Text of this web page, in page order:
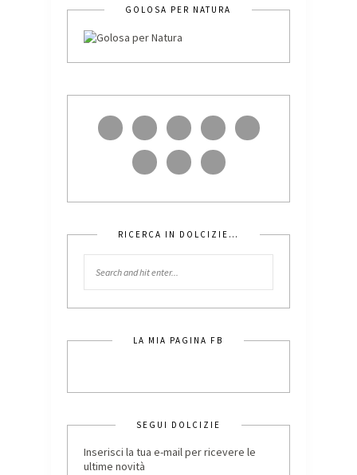
GOLOSA PER NATURA
RICERCA IN DOLCIZIE…
LA MIA PAGINA FB
SEGUI DOLCIZIE
Inserisci la tua e-mail per ricevere le
ultime novità